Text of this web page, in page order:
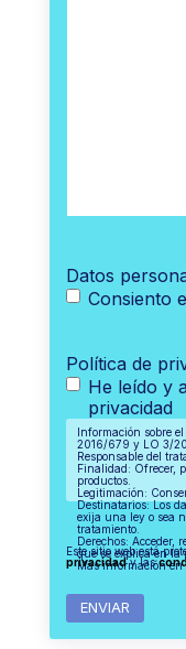
Datos
Consiento
Política de
He leído y
privacidad
Información sobre
2016/679 y LO 3/
Responsable del
Finalidad: Ofrecer,
productos.
Legitimación:
Destinatarios: Los
exija una ley o sea
tratamiento.
Derechos: Acceder,
que se explica en la
Más información
Este sitio web está
privacidady las